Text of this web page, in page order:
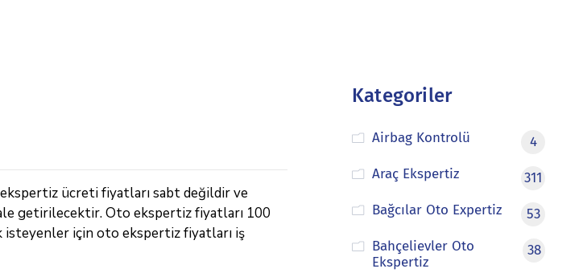
ücreti fiyatları sabt değildir ve
getirilecektir. Oto ekspertiz fiyatları 100
isteyenler için oto ekspertiz fiyatları iş
Kategoriler
Airbag Kontrolü
4
Araç Ekspertiz
311
Bağcılar Oto Expertiz
53
Bahçelievler Oto
Ekspertiz
38